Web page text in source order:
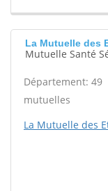
La Mutuelle des
Mutuelle Santé
Département: 49
mutuelles
La Mutuelle des